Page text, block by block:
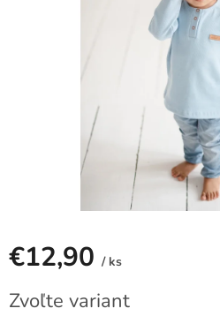
€12,90 / ks
cena:
Zvoľte variant